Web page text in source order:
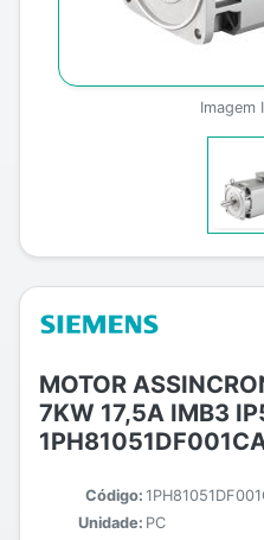
Imagem
MOTOR
7KW 17,5A IMB3
Código:
Unidade: PC